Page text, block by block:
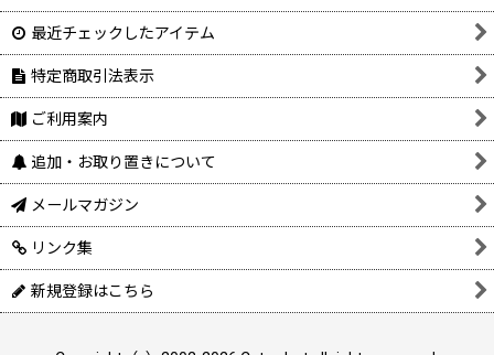
最近チェックしたアイテム
特定商取引法表示
ご利用案内
追加・お取り置きについて
メールマガジン
リンク集
新規登録はこちら